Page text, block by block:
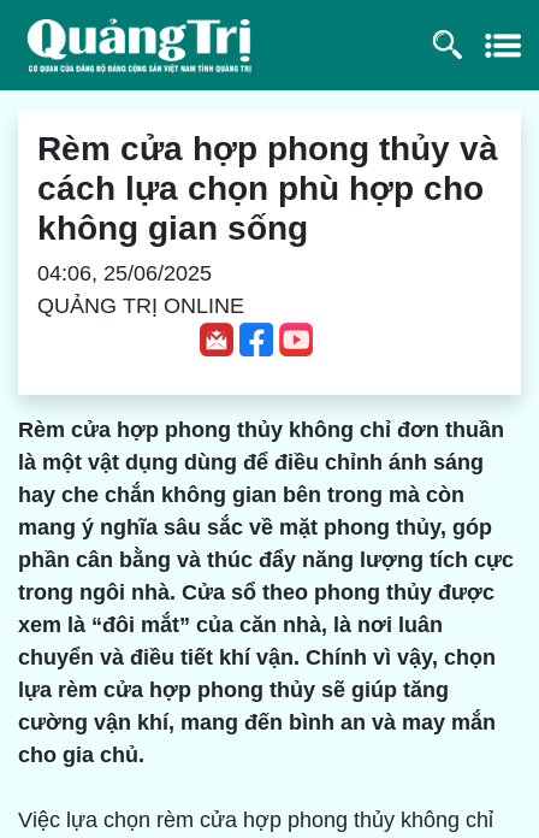
Rèm cửa hợp phong thủy và
cách lựa chọn phù hợp cho
không gian sống
04:06, 25/06/2025
QUẢNG TRỊ ONLINE
Rèm cửa hợp phong thủy không chỉ đơn thuần
là một vật dụng dùng để điều chỉnh ánh sáng
hay che chắn không gian bên trong mà còn
mang ý nghĩa sâu sắc về mặt phong thủy, góp
phần cân bằng và thúc đẩy năng lượng tích cực
trong ngôi nhà. Cửa sổ theo phong thủy được
xem là “đôi mắt” của căn nhà, là nơi luân
chuyển và điều tiết khí vận. Chính vì vậy, chọn
lựa rèm cửa hợp phong thủy sẽ giúp tăng
cường vận khí, mang đến bình an và may mắn
cho gia chủ.
Việc lựa chọn rèm cửa hợp phong thủy không chỉ